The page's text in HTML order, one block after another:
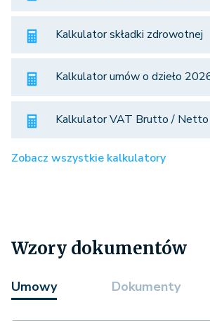
Kalkulator składki zdrowotnej
Kalkulator umów o dzieło
Kalkulator VAT Brutto / Netto
Zobacz wszystkie kalkulatory
Wzory dokumentów
Umowy Dokumenty